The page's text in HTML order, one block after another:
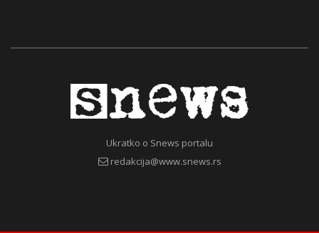
Ukratko o Snews portalu
redakcija@www.snews.rs